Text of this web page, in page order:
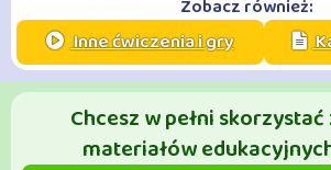
Zobacz również:
Inne ćwiczenia i gry
Chcesz w pełni
materiałów